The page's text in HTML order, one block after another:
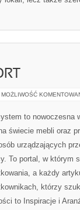
MOŻLIWOŚĆ
to nowoczesna
świecie mebli oraz
urządzających
To portal, w którym
a każdy
którzy
to Inspiracje i